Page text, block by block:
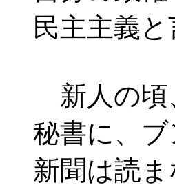
民主主義
新人の頃
秘書に、
新聞は読